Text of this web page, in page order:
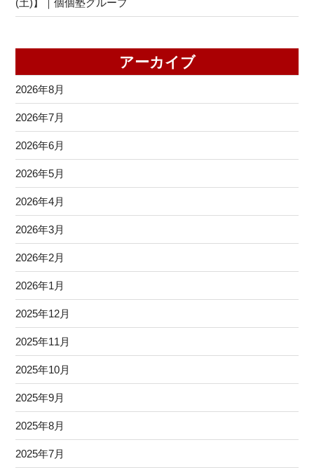
アーカイブ
2026年8月
2026年7月
2026年6月
2026年5月
2026年4月
2026年3月
2026年2月
2026年1月
2025年12月
2025年11月
2025年10月
2025年9月
2025年8月
2025年7月